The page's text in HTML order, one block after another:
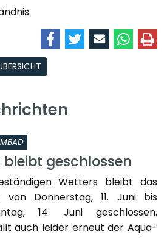
geschlossen
Wetters bleibt das
von Donnerstag, 11. Juni bis
14. Juni geschlossen.
auch leider erneut der Aqua-